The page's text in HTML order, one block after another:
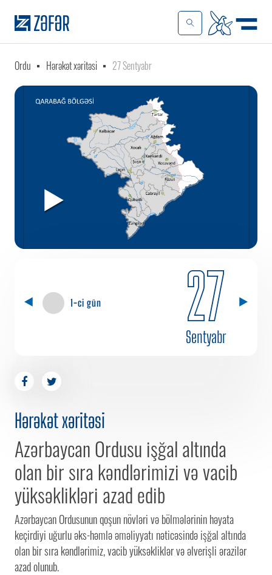
Ordu Hərəkət xəritəsi 27 Sentyabr
1-ci gün 27
Sentyabr
Hərəkət xəritəsi
Azərbaycan Ordusu işğal altında
olan bir sıra kəndlərimizi və vacib
yüksəklikləri azad edib
Azərbaycan Ordusunun qoşun növləri və bölmələrinin həyata
keçirdiyi uğurlu əks-həmlə əməliyyatı nəticəsində işğal altında
olan bir sıra kəndlərimiz, vacib yüksəkliklər və əlverişli ərazilər
azad olunub.